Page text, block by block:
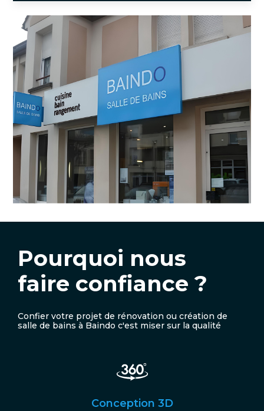
Pourquoi nous
faire confiance ?
Confier votre projet de rénovation ou création de
salle de bains à Baindo c'est miser sur la qualité
Conception 3D